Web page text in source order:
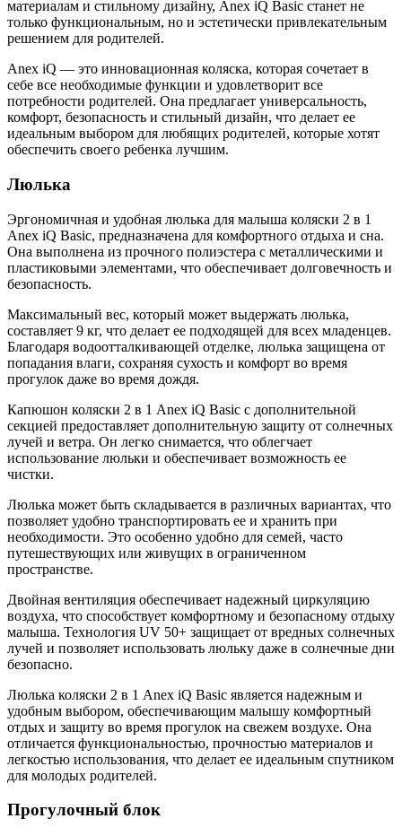
материалам и стильному дизайну, Anex iQ Basic станет не
только функциональным, но и эстетически привлекательным
решением для родителей.
Anex iQ — это инновационная коляска, которая сочетает в
себе все необходимые функции и удовлетворит все
потребности родителей. Она предлагает универсальность,
комфорт, безопасность и стильный дизайн, что делает ее
идеальным выбором для любящих родителей, которые хотят
обеспечить своего ребенка лучшим.
Люлька
Эргономичная и удобная люлька для малыша коляски 2 в 1
Anex iQ Basic, предназначена для комфортного отдыха и сна.
Она выполнена из прочного полиэстера с металлическими и
пластиковыми элементами, что обеспечивает долговечность и
безопасность.
Максимальный вес, который может выдержать люлька,
составляет 9 кг, что делает ее подходящей для всех младенцев.
Благодаря водоотталкивающей отделке, люлька защищена от
попадания влаги, сохраняя сухость и комфорт во время
прогулок даже во время дождя.
Капюшон коляски 2 в 1 Anex iQ Basic с дополнительной
секцией предоставляет дополнительную защиту от солнечных
лучей и ветра. Он легко снимается, что облегчает
использование люльки и обеспечивает возможность ее
чистки.
Люлька может быть складывается в различных вариантах, что
позволяет удобно транспортировать ее и хранить при
необходимости. Это особенно удобно для семей, часто
путешествующих или живущих в ограниченном
пространстве.
Двойная вентиляция обеспечивает надежный циркуляцию
воздуха, что способствует комфортному и безопасному отдыху
малыша. Технология UV 50+ защищает от вредных солнечных
лучей и позволяет использовать люльку даже в солнечные дни
безопасно.
Люлька коляски 2 в 1 Anex iQ Basic является надежным и
удобным выбором, обеспечивающим малышу комфортный
отдых и защиту во время прогулок на свежем воздухе. Она
отличается функциональностью, прочностью материалов и
легкостью использования, что делает ее идеальным спутником
для молодых родителей.
Прогулочный блок